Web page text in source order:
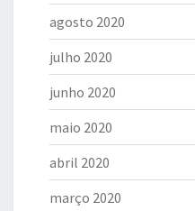
agosto 2020
julho 2020
junho 2020
maio 2020
abril 2020
março 2020